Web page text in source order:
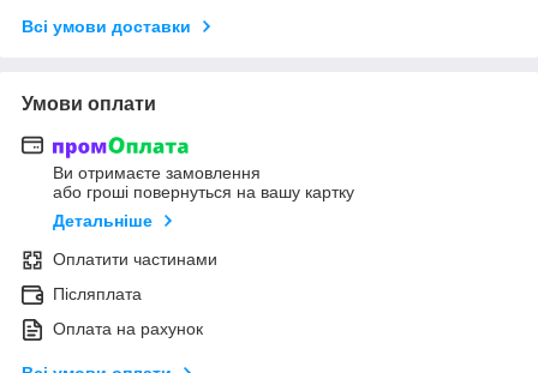
Всі умови доставки
Умови оплати
Ви отримаєте замовлення
або гроші повернуться на вашу картку
Детальніше
Оплатити частинами
Післяплата
Оплата на рахунок